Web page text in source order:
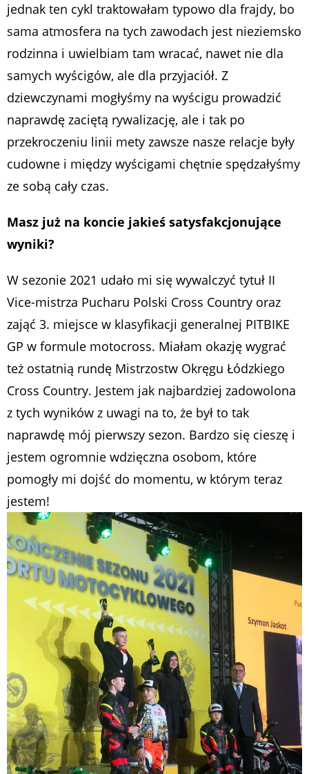
jednak ten cykl traktowałam typowo dla frajdy, bo
sama atmosfera na tych zawodach jest nieziemsko
rodzinna i uwielbiam tam wracać, nawet nie dla
samych wyścigów, ale dla przyjaciół. Z
dziewczynami mogłyśmy na wyścigu prowadzić
naprawdę zaciętą rywalizację, ale i tak po
przekroczeniu linii mety zawsze nasze relacje były
cudowne i między wyścigami chętnie spędzałyśmy
ze sobą cały czas.
Masz już na koncie jakieś satysfakcjonujące
wyniki?
W sezonie 2021 udało mi się wywalczyć tytuł II
Vice-mistrza Pucharu Polski Cross Country oraz
zająć 3. miejsce w klasyfikacji generalnej PITBIKE
GP w formule motocross. Miałam okazję wygrać
też ostatnią rundę Mistrzostw Okręgu Łódzkiego
Cross Country. Jestem jak najbardziej zadowolona
z tych wyników z uwagi na to, że był to tak
naprawdę mój pierwszy sezon. Bardzo się cieszę i
jestem ogromnie wdzięczna osobom, które
pomogły mi dojść do momentu, w którym teraz
jestem!